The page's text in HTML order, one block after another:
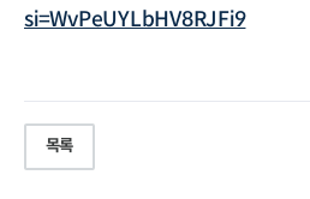
si=WvPeUYLbHV8RJFi9
목록